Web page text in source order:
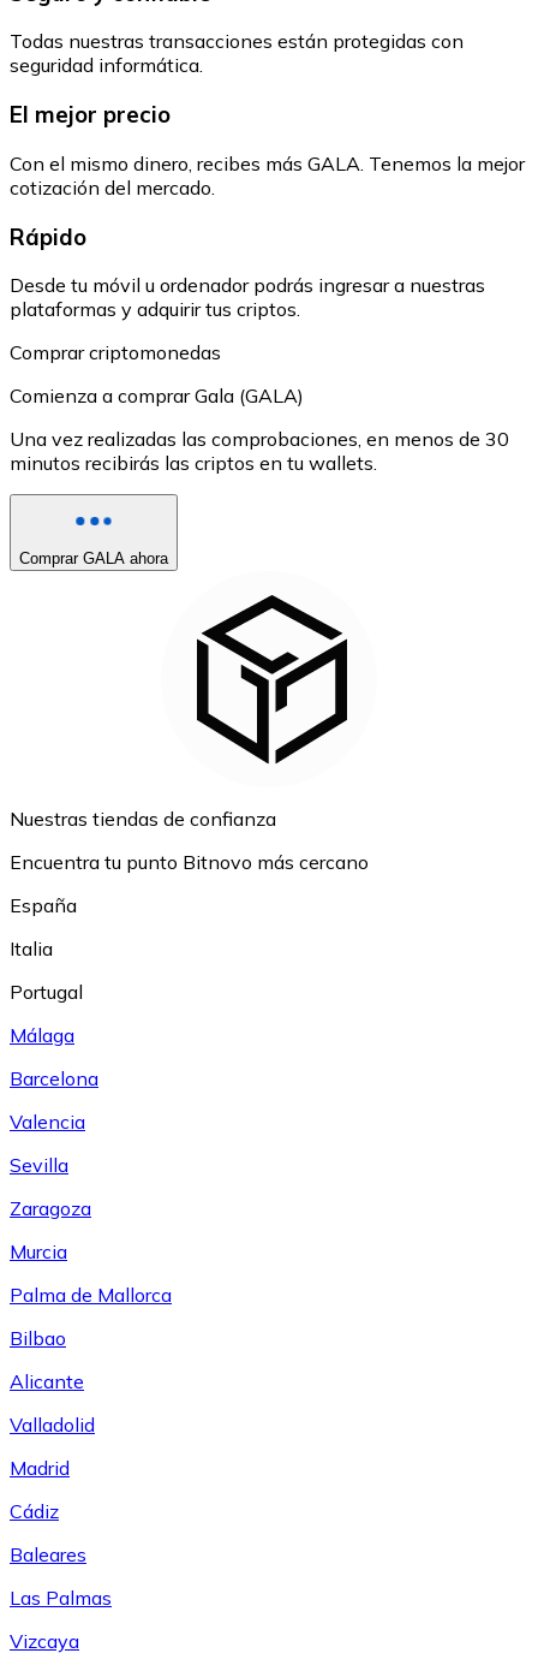
Todas nuestras transacciones están protegidas con
seguridad informática.
El mejor precio
Con el mismo dinero, recibes más GALA. Tenemos la mejor
cotización del mercado.
Rápido
Desde tu móvil u ordenador podrás ingresar a nuestras
plataformas y adquirir tus criptos.
Comprar criptomonedas
Comienza a comprar Gala (GALA)
Una vez realizadas las comprobaciones, en menos de 30
minutos recibirás las criptos en tu wallets.
Comprar GALA ahora
Nuestras tiendas de confianza
Encuentra tu punto Bitnovo más cercano
España
Italia
Portugal
Málaga
Barcelona
Valencia
Sevilla
Zaragoza
Murcia
Palma de Mallorca
Bilbao
Alicante
Valladolid
Madrid
Cádiz
Baleares
Las Palmas
Vizcaya